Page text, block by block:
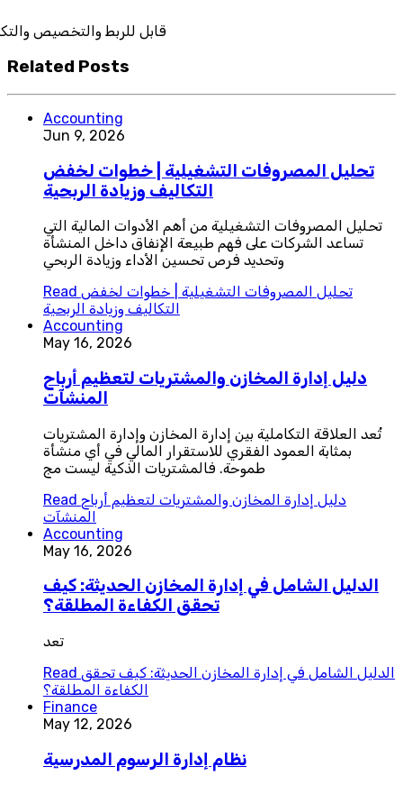
قابل للربط
Related Posts
Accounting
Jun 9, 2026
تحليل المصروفات التشغيلية | خطوات لخفض
التكاليف وزيادة الربحية
تحليل المصروفات التشغيلية من أهم الأدوات المالية التي
تساعد الشركات على فهم طبيعة الإنفاق داخل المنشأة
وتحديد فرص تحسين الأداء وزيادة الربحي
Read تحليل المصروفات التشغيلية | خطوات لخفض
التكاليف وزيادة الربحية
Accounting
May 16, 2026
دليل إدارة المخازن والمشتريات لتعظيم أرباح
المنشآت
تُعد العلاقة التكاملية بين إدارة المخازن وإدارة المشتريات
بمثابة العمود الفقري للاستقرار المالي في أي منشأة
طموحة. فالمشتريات الذكية ليست مج
Read دليل إدارة المخازن والمشتريات لتعظيم أرباح
المنشآت
Accounting
May 16, 2026
الدليل الشامل في إدارة المخازن الحديثة: كيف
تحقق الكفاءة المطلقة؟
تعد
Read الدليل الشامل في إدارة المخازن الحديثة: كيف تحقق
الكفاءة المطلقة؟
Finance
May 12, 2026
نظام إدارة الرسوم المدرسية